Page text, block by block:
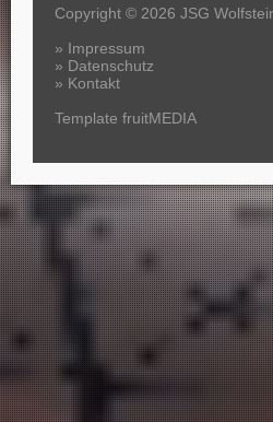
Copyright © 2026 JSG
» Impressum
» Datenschutz
» Kontakt
Template fruitMEDIA